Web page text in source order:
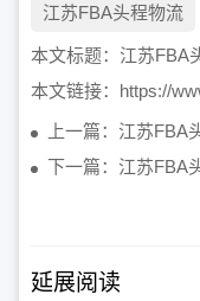
江苏FBA头程物流
本文标题： 江苏FBA
本文链接： https://
下一篇：江苏FBA
延展阅读